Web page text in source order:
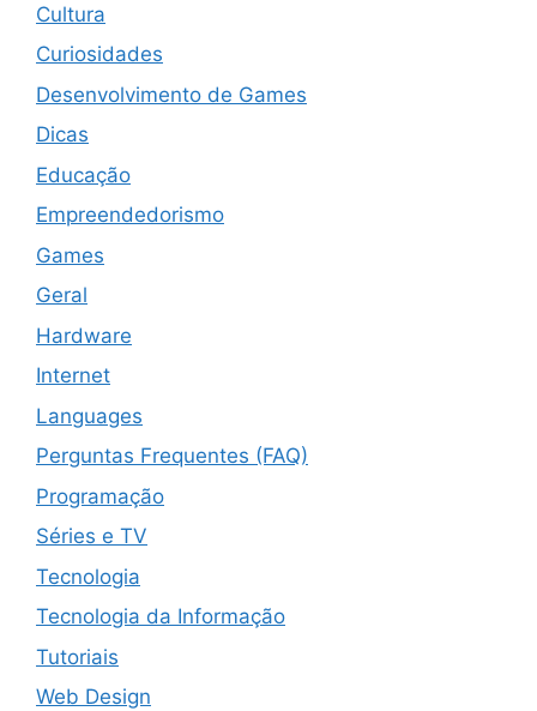
Cultura
Curiosidades
Desenvolvimento de Games
Dicas
Educação
Empreendedorismo
Games
Geral
Hardware
Internet
Languages
Perguntas Frequentes (FAQ)
Programação
Séries e TV
Tecnologia
Tecnologia da Informação
Tutoriais
Web Design